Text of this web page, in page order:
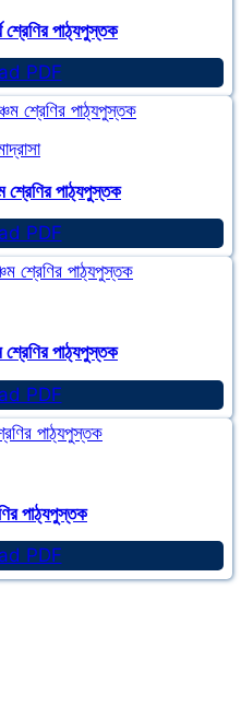
চতুর্থ
শ্রেণির
পাঠ্যপুস্তক
শ্রেণির পাঠ্যপুস্তক
PDF২০২৫
শিক্ষাবর্ষের
চতুর্থ
শ্রেণির
পাঠ্যপুস্তক
শ্রেণির পাঠ্যপুস্তক
PDF২০২৫
শিক্ষাবর্ষের
পঞ্চম
শ্রেণির
পাঠ্যপুস্তক
শ্রেণির পাঠ্যপুস্তক
PDF২০২৫
শিক্ষাবর্ষের
প্রাথমিক
পঞ্চম
শ্রেণির
পাঠ্যপুস্তক
পাঠ্যপুস্তক
PDF২০২৫
শিক্ষাবর্ষের